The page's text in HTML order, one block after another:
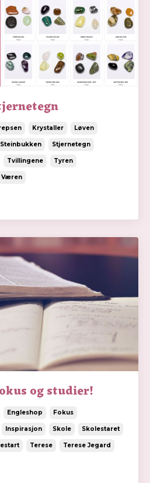
Krystaller Løven
Steinbukken Stjernetegn
Tvillingene Tyren
Væren
og studier!
Engleshop Fokus
Inspirasjon Skole Skolestaret
Terese Terese Jegard